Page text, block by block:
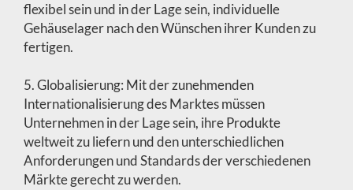
flexibel sein und in der Lage sein, individuelle
Gehäuselager nach den Wünschen ihrer Kunden zu
fertigen.
5. Globalisierung: Mit der zunehmenden
Internationalisierung des Marktes müssen
Unternehmen in der Lage sein, ihre Produkte
weltweit zu liefern und den unterschiedlichen
Anforderungen und Standards der verschiedenen
Märkte gerecht zu werden.